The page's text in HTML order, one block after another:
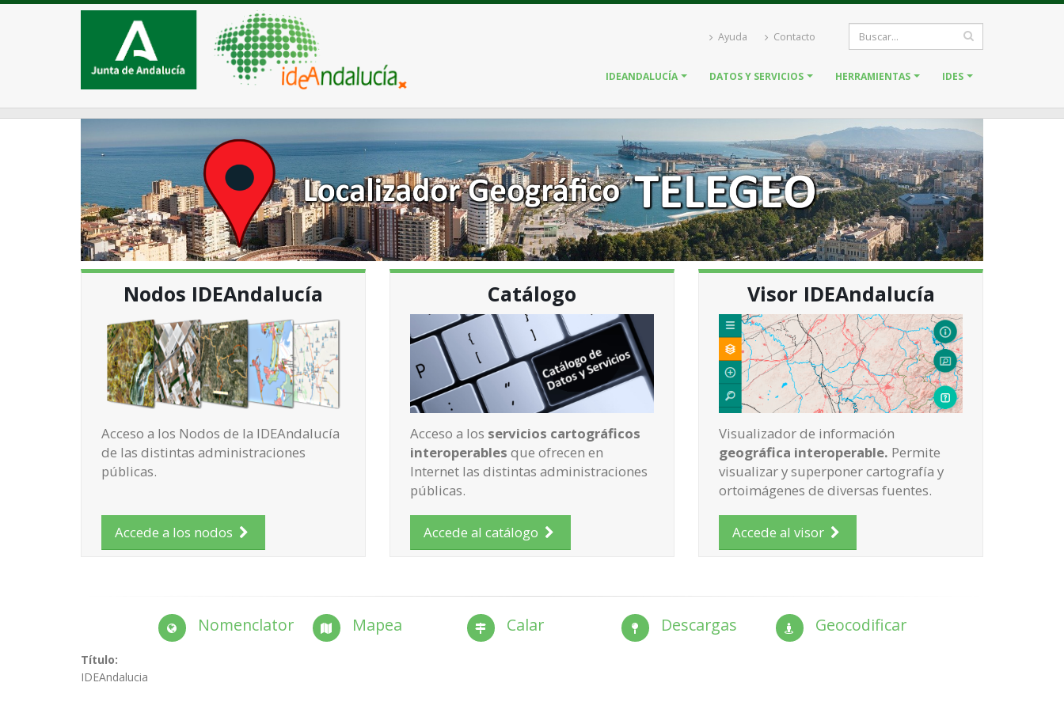
Ayuda Contacto
IDEANDALUCÍA DATOS Y SERVICIOS HERRAMIENTAS IDES
Nodos IDEAndalucía
Acceso a los Nodos de la IDEAndalucía
de las distintas administraciones
públicas.
Accede a los nodos
Catálogo
Acceso a los servicios cartográficos
interoperables que ofrecen en
Internet las distintas administraciones
públicas.
Accede al catálogo
Visor IDEAndalucía
Visualizador de información
geográfica interoperable. Permite
visualizar y superponer cartografía y
ortoimágenes de diversas fuentes.
Accede al visor
Nomenclator Mapea Calar Descargas Geocodificar
Título:
IDEAndalucia